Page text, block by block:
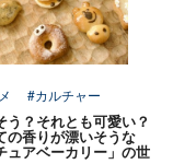
#カルチャー
う？それとも可愛い？
の香りが漂いそうな
ュアベーカリー」の世